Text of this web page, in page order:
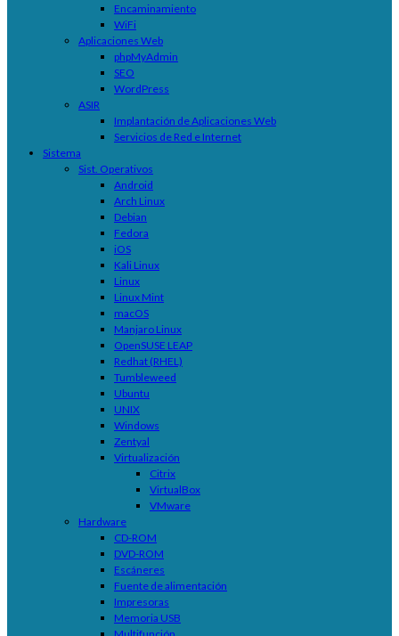
Encaminamiento
WiFi
Aplicaciones Web
phpMyAdmin
SEO
WordPress
ASIR
Implantación de Aplicaciones Web
Servicios de Red e Internet
Sistema
Sist. Operativos
Android
Arch Linux
Debian
Fedora
iOS
Kali Linux
Linux
Linux Mint
macOS
Manjaro Linux
OpenSUSE LEAP
Redhat (RHEL)
Tumbleweed
Ubuntu
UNIX
Windows
Zentyal
Virtualización
Citrix
VirtualBox
VMware
Hardware
CD-ROM
DVD-ROM
Escáneres
Fuente de alimentación
Impresoras
Memoria USB